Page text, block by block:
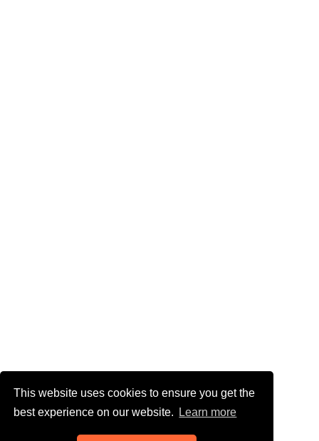
This website uses cookies to ensure you get the
best experience on our website.
Learn more